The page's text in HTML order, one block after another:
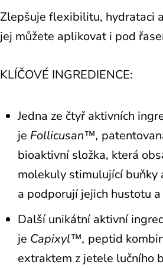
Zlepšuje flexibilitu, hydrataci
jej můžete aplikovat i pod
KLÍČOVÉ INGREDIENCE:
Jedna ze čtyř aktivních
je Follicusan™,
bioaktivní složka, která
molekuly stimulující buňky
a podporují jejich hustotu
Další unikátní aktivní
je Capixyl™, peptid
extraktem z jetele lučního